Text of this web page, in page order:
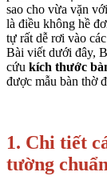
sao cho vừa vặn
là điều không hề
tự rất dễ rơi vào
Bài viết dưới đây,
cứu kích thước
được mẫu bàn thờ
1. Chi tiết
tường